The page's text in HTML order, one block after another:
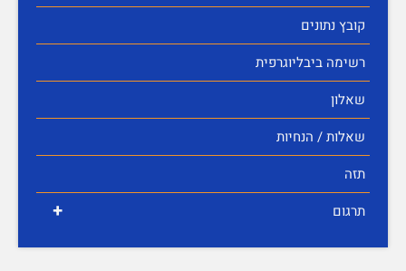
קובץ נתונים
רשימה ביבליוגרפית
שאלון
שאלות / הנחיות
תזה
+ תרגום